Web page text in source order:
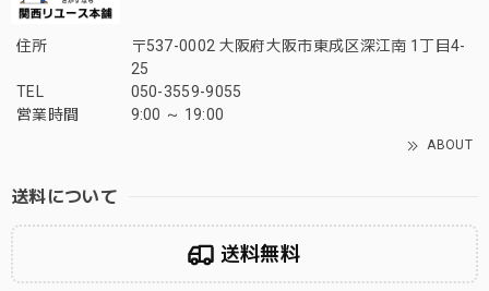
住所
〒537-0002 大阪府大阪市東成区深江南 1丁目4-
25
TEL
050-3559-9055
営業時間
9:00 ～ 19:00
ABOUT
送料について
送料無料